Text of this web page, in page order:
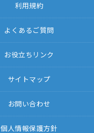
利用規約
よくあるご質問
お役立ちリンク
サイトマップ
お問い合わせ
個人情報保護方針